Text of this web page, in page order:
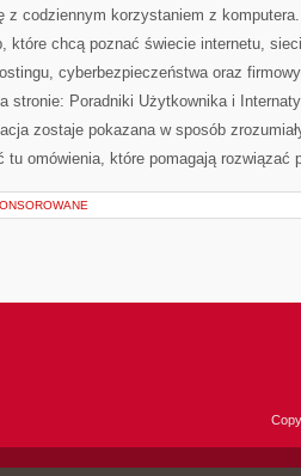
z codziennym korzystaniem z
które chcą poznać świecie internetu,
cyberbezpieczeństwa oraz
stronie: Poradniki Użytkownika i
zostaje pokazana w sposób
tu omówienia, które pomagają rozwiązać